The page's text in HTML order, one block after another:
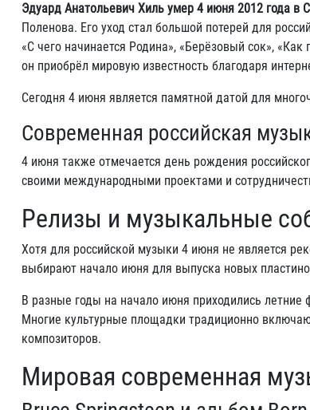
Эдуард Анатольевич Хиль умер 4 июня 2012 года в
Поленова. Его уход стал большой потерей для
«С чего начинается Родина», «Берёзовый сок»,
он приобрёл мировую известность благодаря
Сегодня 4 июня является памятной датой для
Современная российская
4 июня также отмечается день рождения
своими международными проектами и
Релизы и музыкальные
Хотя для российской музыки 4 июня не является
выбирают начало июня для выпуска новых
В разные годы на начало июня приходились
Многие культурные площадки традиционно
композиторов.
Мировая современная